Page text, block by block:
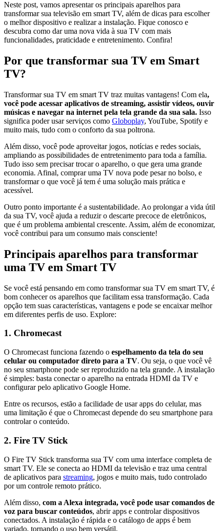
Neste post, vamos apresentar os principais aparelhos para
transformar sua televisão em smart TV, além de dicas para escolher
o melhor dispositivo e realizar a instalação. Fique conosco e
descubra como dar uma nova vida à sua TV com mais
funcionalidades, praticidade e entretenimento. Confira!
Por que transformar sua TV em Smart
TV?
Transformar sua TV em smart TV traz muitas vantagens! Com ela,
você pode acessar aplicativos de streaming, assistir vídeos, ouvir
músicas e navegar na internet pela tela grande da sua sala. Isso
significa poder usar serviços como Globoplay, YouTube, Spotify e
muito mais, tudo com o conforto da sua poltrona.
Além disso, você pode aproveitar jogos, notícias e redes sociais,
ampliando as possibilidades de entretenimento para toda a família.
Tudo isso sem precisar trocar o aparelho, o que gera uma grande
economia. Afinal, comprar uma TV nova pode pesar no bolso, e
transformar o que você já tem é uma solução mais prática e
acessível.
Outro ponto importante é a sustentabilidade. Ao prolongar a vida útil
da sua TV, você ajuda a reduzir o descarte precoce de eletrônicos,
que é um problema ambiental crescente. Assim, além de economizar,
você contribui para um consumo mais consciente!
Principais aparelhos para transformar
uma TV em Smart TV
Se você está pensando em como transformar sua TV em smart TV, é
bom conhecer os aparelhos que facilitam essa transformação. Cada
opção tem suas características, vantagens e pode se encaixar melhor
em diferentes perfis de uso. Explore:
1. Chromecast
O Chromecast funciona fazendo o espelhamento da tela do seu
celular ou computador direto para a TV. Ou seja, o que você vê
no seu smartphone pode ser reproduzido na tela grande. A instalação
é simples: basta conectar o aparelho na entrada HDMI da TV e
configurar pelo aplicativo Google Home.
Entre os recursos, estão a facilidade de usar apps do celular, mas
uma limitação é que o Chromecast depende do seu smartphone para
controlar o conteúdo.
2. Fire TV Stick
O Fire TV Stick transforma sua TV com uma interface completa de
smart TV. Ele se conecta ao HDMI da televisão e traz uma central
de aplicativos para streaming, jogos e muito mais, tudo controlado
por um controle remoto prático.
Além disso, com a Alexa integrada, você pode usar comandos de
voz para buscar conteúdos, abrir apps e controlar dispositivos
conectados. A instalação é rápida e o catálogo de apps é bem
variado, tornando o uso bem versátil.